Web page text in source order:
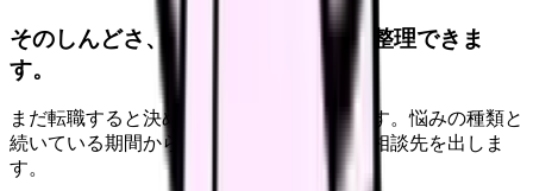
そのしんどさ、転職すべきサインか整理できま
す。
まだ転職すると決めていなくても大丈夫です。悩みの種類と
続いている期間から、次に見るべき記事と相談先を出しま
す。